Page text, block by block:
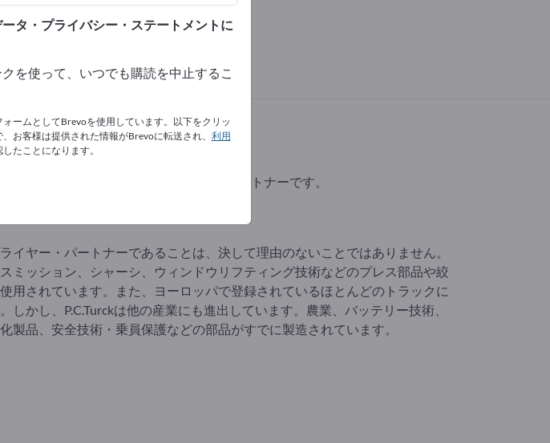
GmbH
全なソリューションを提供する有能なパートナーです。
イヤー・パートナーであることは、決して理由のないことではありません。
ミッション、シャーシ、ウィンドウリフティング技術などのプレス部品や絞
用されています。また、ヨーロッパで登録されているほとんどのトラックに
しかし、P.C.Turckは他の産業にも進出しています。農業、バッテリー技術、
製品、安全技術・乗員保護などの部品がすでに製造されています。
タ・プライバシー・ステートメントに
を使って、いつでも購読を中止するこ
ームとしてBrevoを使用しています。以下をクリッ
お客様は提供された情報がBrevoに転送され、 利用
たことになります。